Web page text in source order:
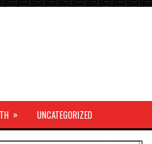
» UNCATEGORIZED